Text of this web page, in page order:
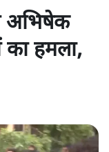
अभिषेक
का हमला,